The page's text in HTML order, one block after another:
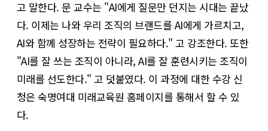
고 말한다. 문 교수는 "AI에게 질문만 던지는 시대는 끝났
다. 이제는 나와 우리 조직의 브랜드를 AI에게 가르치고,
AI와 함께 성장하는 전략이 필요하다." 고 강조한다. 또한
"AI를 잘 쓰는 조직이 아니라, AI를 잘 훈련시키는 조직이
미래를 선도한다." 고 덧붙였다. 이 과정에 대한 수강 신
청은 숙명여대 미래교육원 홈페이지를 통해서 할 수 있
다.